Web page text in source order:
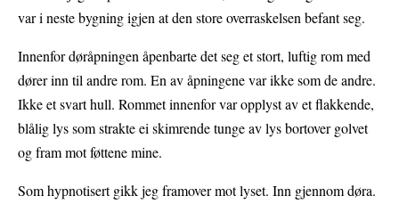
var i neste bygning igjen at den store overraskelsen befant seg.
Innenfor døråpningen åpenbarte det seg et stort, luftig rom med
dører inn til andre rom. En av åpningene var ikke som de andre.
Ikke et svart hull. Rommet innenfor var opplyst av et flakkende,
blålig lys som strakte ei skimrende tunge av lys bortover golvet
og fram mot føttene mine.
Som hypnotisert gikk jeg framover mot lyset. Inn gjennom døra.